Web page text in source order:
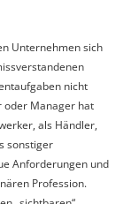
Unternehmen sich
nicht
oder Manager hat
als Händler,
sonstiger
Anforderungen und
Profession.